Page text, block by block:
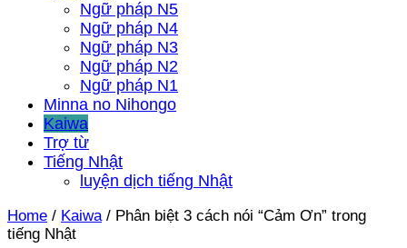
Ngữ pháp N5
Ngữ pháp N4
Ngữ pháp N3
Ngữ pháp N2
Ngữ pháp N1
Minna no Nihongo
Kaiwa
Trợ từ
Tiếng Nhật
luyện dịch tiếng Nhật
Home / Kaiwa / Phân biệt 3 cách nói “Cảm Ơn” trong
tiếng Nhật